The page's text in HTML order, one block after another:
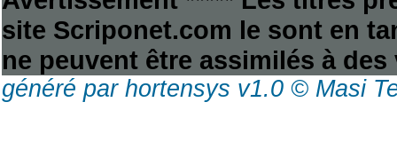
site Scriponet.com le sont en
ne peuvent être assimilés à
généré par hortensys v1.0 © Masi